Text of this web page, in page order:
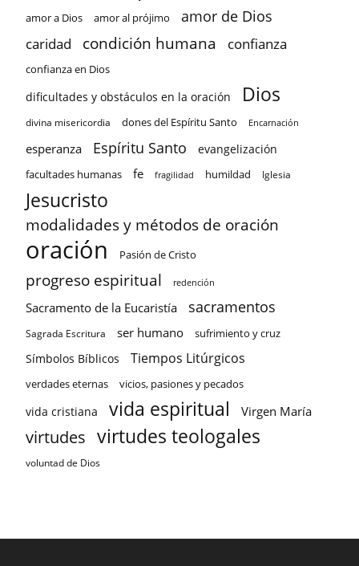
amor a Dios amor al prójimo amor de Dios
caridad condición humana confianza
confianza en Dios
dificultades y obstáculos en la oración Dios
divina misericordia dones del Espíritu Santo Encarnación
esperanza Espíritu Santo evangelización
facultades humanas fe fragilidad humildad Iglesia
Jesucristo
modalidades y métodos de oración
oración Pasión de Cristo
progreso espiritual redención
Sacramento de la Eucaristía sacramentos
Sagrada Escritura ser humano sufrimiento y cruz
Símbolos Bíblicos Tiempos Litúrgicos
verdades eternas vicios, pasiones y pecados
vida cristiana vida espiritual Virgen María
virtudes virtudes teologales
voluntad de Dios